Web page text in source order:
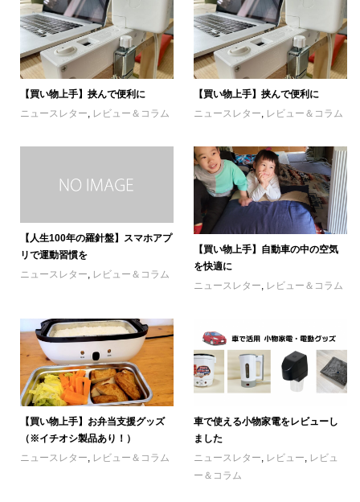
【買い物上手】挟んで便利に
ニュースレター
レビュー＆コラム
【買い物上手】挟んで便利に
ニュースレター
レビュー＆コラム
【人生100年の羅針盤】スマホアプ
リで運動習慣を
ニュースレター, レビュー＆コラム
【買い物上手】自動車の中の空気
を快適に
ニュースレター
レビュー＆コラム
【買い物上手】お弁当支援グッズ
（※イチオシ製品あり！）
ニュースレター, レビュー＆コラム
車で使える小物家電をレビューし
ました
ニュースレター, レビュー, レビュ
ー＆コラム